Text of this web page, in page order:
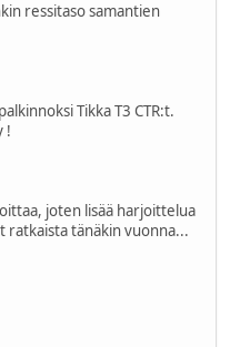
ressitaso samantien
Tikka T3 CTR:t.
!
joten lisää harjoittelua
ratkaista tänäkin vuonna...